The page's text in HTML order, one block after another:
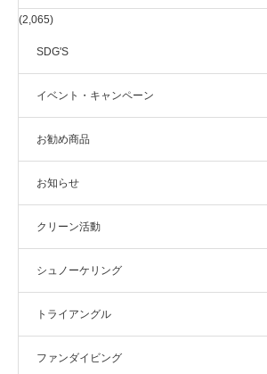
(2,065)
SDG'S
イベント・キャンペーン
お勧め商品
お知らせ
クリーン活動
シュノーケリング
トライアングル
ファンダイビング